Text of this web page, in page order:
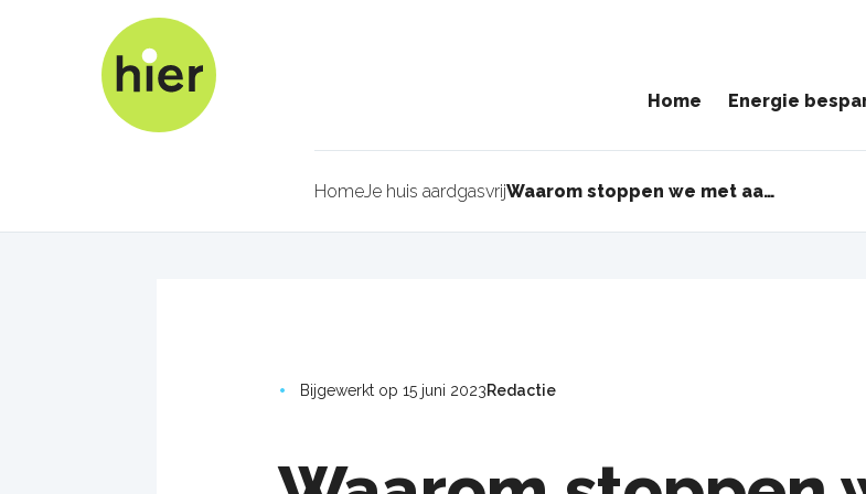
Home Energie
Kruimelpad
HomeJe huis aardgasvrij Waarom stoppen we met aardgas?
Bijgewerkt op 15 juni 2023Redactie